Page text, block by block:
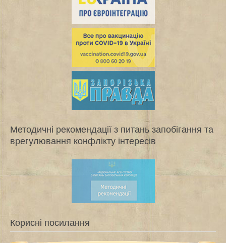
Методичні рекомендації з питань запобігання та
врегулювання конфлікту інтересів
Корисні посилання